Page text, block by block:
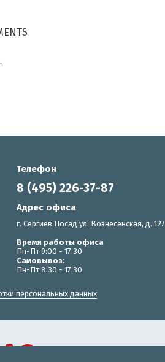
Телефон
8 (495) 226-37-87
Адрес офиса
г. Сергиев Посад ул. Вознесенская, д. 127
Время работы офиса
Пн-Пт 9:00 - 17:30
Самовывоз:
Пн-Пт 8:30 - 17:30
персональных данных